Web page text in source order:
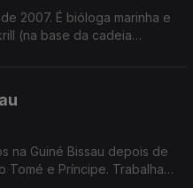
2007. É bióloga marinha e
(na base da cadeia
na Guiné Bissau depois de
Tomé e Príncipe. Trabalha